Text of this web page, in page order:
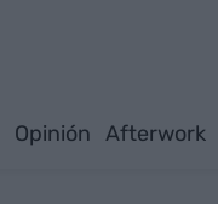
Opinión Afterwork